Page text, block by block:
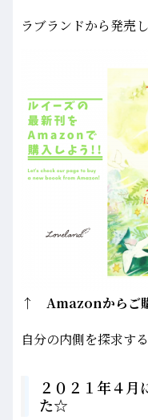
ラブランドから発売
↑ Amazonからご
自分の内側を探求す
２０２１年４
た☆